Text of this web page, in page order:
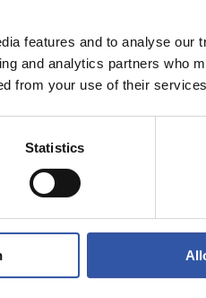
features and to analyse our
and analytics partners who
from your use of their
Statistics